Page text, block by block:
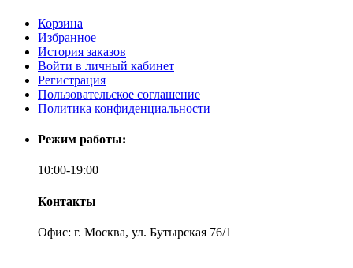
Корзина
Избранное
История заказов
Войти в личный кабинет
Регистрация
Пользовательское соглашение
Политика конфиденциальности
Режим работы:
10:00-19:00
Контакты
Офис: г. Москва, ул. Бутырская 76/1